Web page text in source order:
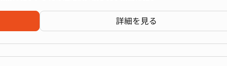
軸にしながら、財務（ファイナンス）やグローバル対応（英文開示
経験に応じて幅広いスキルを習得することが可能です。
定・導入・運用・改善
上げ及び効率化（開示に必要な各データ基盤の整備と連携）
実行
り管理があれば尚可）
詳細を見る